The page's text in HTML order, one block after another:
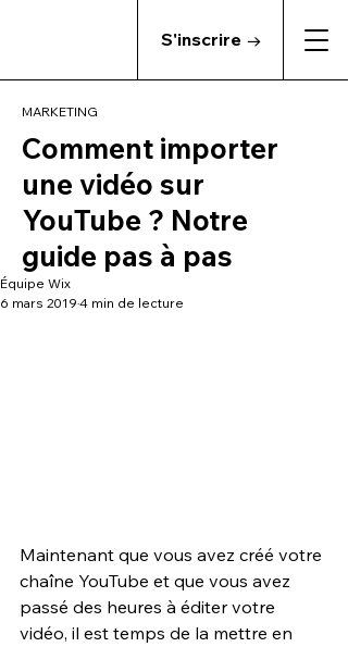
S'inscrire →
MARKETING
Comment importer
une vidéo sur
YouTube ? Notre
guide pas à pas
Équipe Wix
6 mars 2019 4 min de lecture
Maintenant que vous avez créé votre
chaîne YouTube et que vous avez
passé des heures à éditer votre
vidéo, il est temps de la mettre en